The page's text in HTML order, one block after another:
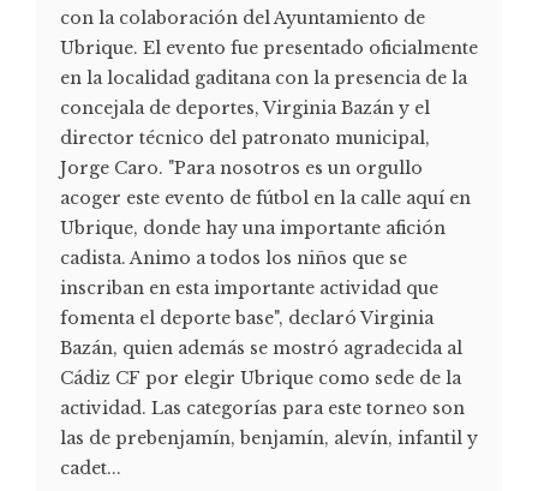
con la colaboración del Ayuntamiento de
Ubrique. El evento fue presentado oficialmente
en la localidad gaditana con la presencia de la
concejala de deportes, Virginia Bazán y el
director técnico del patronato municipal,
Jorge Caro. "Para nosotros es un orgullo
acoger este evento de fútbol en la calle aquí en
Ubrique, donde hay una importante afición
cadista. Animo a todos los niños que se
inscriban en esta importante actividad que
fomenta el deporte base", declaró Virginia
Bazán, quien además se mostró agradecida al
Cádiz CF por elegir Ubrique como sede de la
actividad. Las categorías para este torneo son
las de prebenjamín, benjamín, alevín, infantil y
cadet...